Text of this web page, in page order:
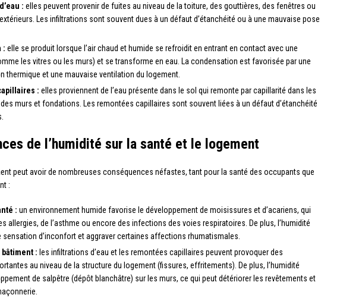
: elles peuvent provenir de fuites au niveau de la toiture, des gouttières, des fenêtres ou
Les infiltrations sont souvent dues à un défaut d’étanchéité ou à une mauvaise pose
: elle se produit lorsque l’air chaud et humide se refroidit en entrant en contact avec une
les vitres ou les murs) et se transforme en eau. La condensation est favorisée par une
thermique et une mauvaise ventilation du logement.
: elles proviennent de l’eau présente dans le sol qui remonte par capillarité dans les
murs et fondations. Les remontées capillaires sont souvent liées à un défaut d’étanchéité
de l’humidité sur la santé et le logement
peut avoir de nombreuses conséquences néfastes, tant pour la santé des occupants que
:
: un environnement humide favorise le développement de moisissures et d’acariens, qui
allergies, de l’asthme ou encore des infections des voies respiratoires. De plus, l’humidité
sensation d’inconfort et aggraver certaines affections rhumatismales.
: les infiltrations d’eau et les remontées capillaires peuvent provoquer des
au niveau de la structure du logement (fissures, effritements). De plus, l’humidité
de salpêtre (dépôt blanchâtre) sur les murs, ce qui peut détériorer les revêtements et